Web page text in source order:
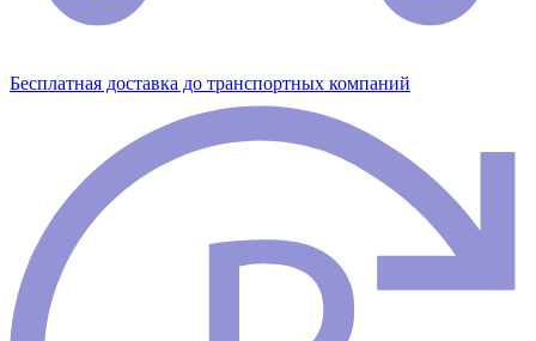
Бесплатная доставка до транспортных компаний